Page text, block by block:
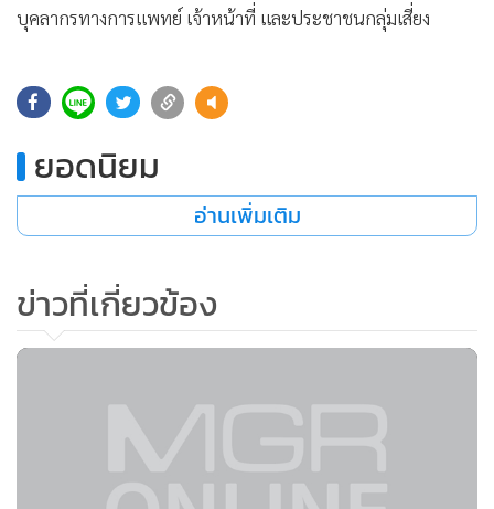
• จีน
• อาชญากรรม
เกม
• วิทยาศาสตร์
• SMEs
• อินโดจีน
• กองทุนรวม
บุคลากรทางการแพทย์ เจ้าหน้าที่ และประชาชนกลุ่มเสี่ยง
ยอดนิยม
อ่านเพิ่มเติม
ข่าวที่เกี่ยวข้อง